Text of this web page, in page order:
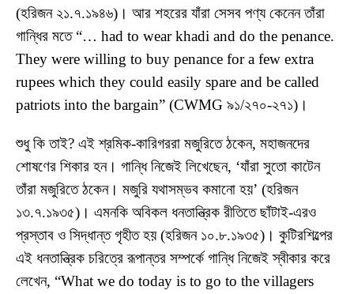
(হরিজন ২১.৭.১৯৪৬)। আর শহরের যাঁরা সেসব পণ্য কেনেন তাঁরা
গান্ধির মতে “… had to wear khadi and do the penance.
They were willing to buy penance for a few extra
rupees which they could easily spare and be called
patriots into the bargain” (CWMG ৯১/২৭০-২৭১)।
শুধু কি তাই? এই শ্রমিক-কারিগররা মজুরিতে ঠকেন, মহাজনদের
শোষণের শিকার হন। গান্ধি নিজেই লিখেছেন, ‘যাঁরা সুতো কাটেন
তাঁরা মজুরিতে ঠকেন। মজুরি যথাসম্ভব কমানো হয়’ (হরিজন
১৩.৭.১৯৩৫)। এমনকি অবিকল ধনতান্ত্রিক রীতিতে ছাঁটাই-এরও
প্রস্তাব ও সিদ্ধান্ত গৃহীত হয় (হরিজন ১০.৮.১৯৩৫)। কুটিরশিল্পের
এই ধনতান্ত্রিক চরিত্রে রূপান্তর সম্পর্কে গান্ধি নিজেই স্বীকার করে
লেখেন, “What we do today is to go to the villagers